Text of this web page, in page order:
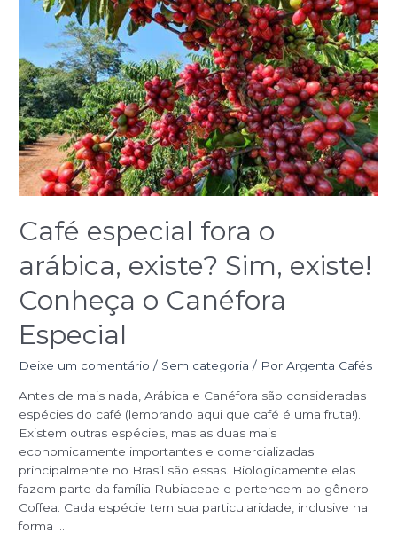
Café especial fora o
arábica, existe? Sim, existe!
Conheça o Canéfora
Especial
Deixe um comentário / Sem categoria / PorArgenta Cafés
Antes de mais nada, Arábica e Canéfora são consideradas
espécies do café (lembrando aqui que café é uma fruta!).
Existem outras espécies, mas as duas mais
economicamente importantes e comercializadas
principalmente no Brasil são essas. Biologicamente elas
fazem parte da família Rubiaceae e pertencem ao gênero
Coffea. Cada espécie tem sua particularidade, inclusive na
forma …
especial
o
arábica,
existe?
Sim,
existe!
Conheça
o
Canéfora